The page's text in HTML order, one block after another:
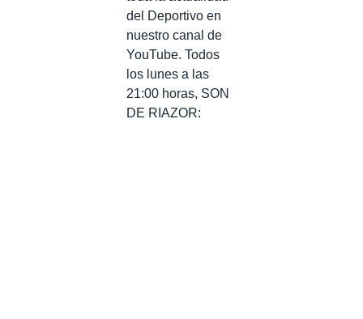
del Deportivo en
nuestro canal de
YouTube. Todos
los lunes a las
21:00 horas, SON
DE RIAZOR: